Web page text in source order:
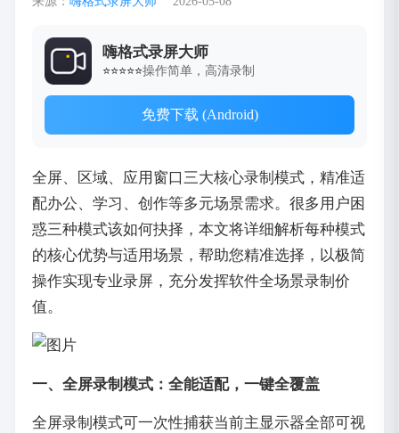
嗨格式录屏大师
⭐⭐⭐⭐⭐操作简单，高清录制
免费下载 (Android)
全屏、区域、应用窗口三大核心录制模式，精准适
配办公、学习、创作等多元场景需求。很多用户困
惑三种模式该如何抉择，本文将详细解析每种模式
的核心优势与适用场景，帮助您精准选择，以极简
操作实现专业录屏，充分发挥软件全场景录制价
值。
一、全屏录制模式：全能适配，一键全覆盖
全屏录制模式可一次性捕获当前主显示器全部可视